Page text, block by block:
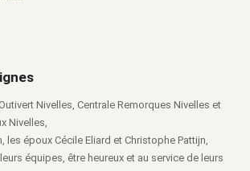
Nivelles, Centrale Remorques Nivelles et
Nivelles,
les époux Cécile Eliard et Christophe Pattijn,
équipes, être heureux et au service de leurs